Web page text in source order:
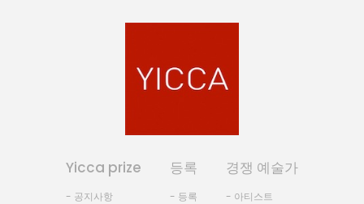
Yicca prize
- 공지사항
등록
- 등록
경쟁 예술가
- 아티스트